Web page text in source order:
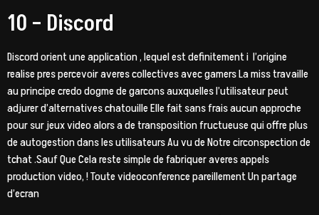
10 – Discord
Discord orient une application , lequel est definitement i l’origine
realise pres percevoir averes collectives avec gamers La miss travaille
au principe credo dogme de garcons auxquelles l’utilisateur peut
adjurer d’alternatives chatouille Elle fait sans frais aucun approche
pour sur jeux video alors a de transposition fructueuse qui offre plus
de autogestion dans les utilisateurs Au vu de Notre circonspection de
tchat .Sauf Que Cela reste simple de fabriquer averes appels
production video, ! Toute videoconference pareillement Un partage
d’ecran